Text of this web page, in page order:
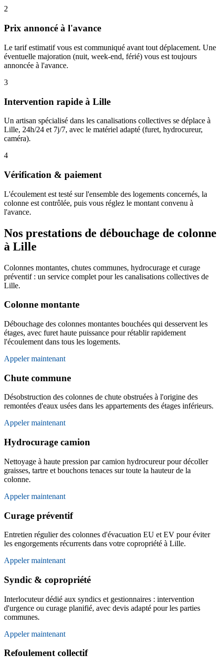
2
Prix annoncé à l'avance
Le tarif estimatif vous est communiqué avant tout déplacement. Une
éventuelle majoration (nuit, week-end, férié) vous est toujours
annoncée à l'avance.
3
Intervention rapide à Lille
Un artisan spécialisé dans les canalisations collectives se déplace à
Lille, 24h/24 et 7j/7, avec le matériel adapté (furet, hydrocureur,
caméra).
4
Vérification & paiement
L'écoulement est testé sur l'ensemble des logements concernés, la
colonne est contrôlée, puis vous réglez le montant convenu à
l'avance.
Nos prestations de débouchage de colonne
à Lille
Colonnes montantes, chutes communes, hydrocurage et curage
préventif : un service complet pour les canalisations collectives de
Lille.
Colonne montante
Débouchage des colonnes montantes bouchées qui desservent les
étages, avec furet haute puissance pour rétablir rapidement
l'écoulement dans tous les logements.
Appeler maintenant
Chute commune
Désobstruction des colonnes de chute obstruées à l'origine des
remontées d'eaux usées dans les appartements des étages inférieurs.
Appeler maintenant
Hydrocurage camion
Nettoyage à haute pression par camion hydrocureur pour décoller
graisses, tartre et bouchons tenaces sur toute la hauteur de la
colonne.
Appeler maintenant
Curage préventif
Entretien régulier des colonnes d'évacuation EU et EV pour éviter
les engorgements récurrents dans votre copropriété à Lille.
Appeler maintenant
Syndic & copropriété
Interlocuteur dédié aux syndics et gestionnaires : intervention
d'urgence ou curage planifié, avec devis adapté pour les parties
communes.
Appeler maintenant
Refoulement collectif